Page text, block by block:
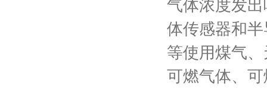
气体浓度发
体传感器和
等使用煤气
可燃气体、